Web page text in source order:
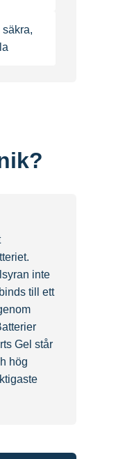
inte
till ett
Gel står
hög